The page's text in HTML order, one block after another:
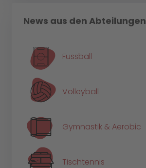
News aus den Abteilungen
Fussball
Volleyball
Gymnastik & Aerobic
Tischtennis